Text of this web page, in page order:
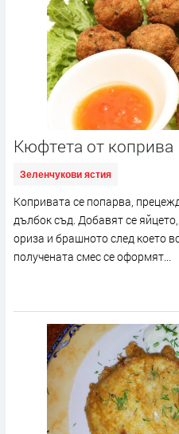
Кюфтета от коприва
Зеленчукови ястия
Копривата се попарва,
дълбок съд. Добавят се
ориза и брашното след което
получената смес се оформят...